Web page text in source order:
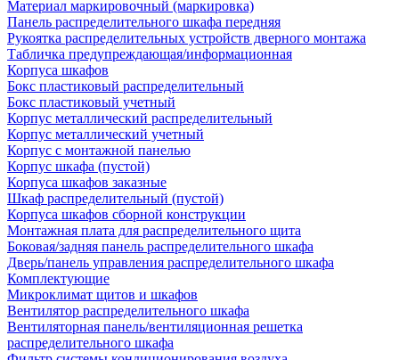
Материал маркировочный (маркировка)
Панель распределительного шкафа передняя
Рукоятка распределительных устройств дверного монтажа
Табличка предупреждающая/информационная
Корпуса шкафов
Бокс пластиковый распределительный
Бокс пластиковый учетный
Корпус металлический распределительный
Корпус металлический учетный
Корпус с монтажной панелью
Корпус шкафа (пустой)
Корпуса шкафов заказные
Шкаф распределительный (пустой)
Корпуса шкафов сборной конструкции
Монтажная плата для распределительного щита
Боковая/задняя панель распределительного шкафа
Дверь/панель управления распределительного шкафа
Комплектующие
Микроклимат щитов и шкафов
Вентилятор распределительного шкафа
Вентиляторная панель/вентиляционная решетка
распределительного шкафа